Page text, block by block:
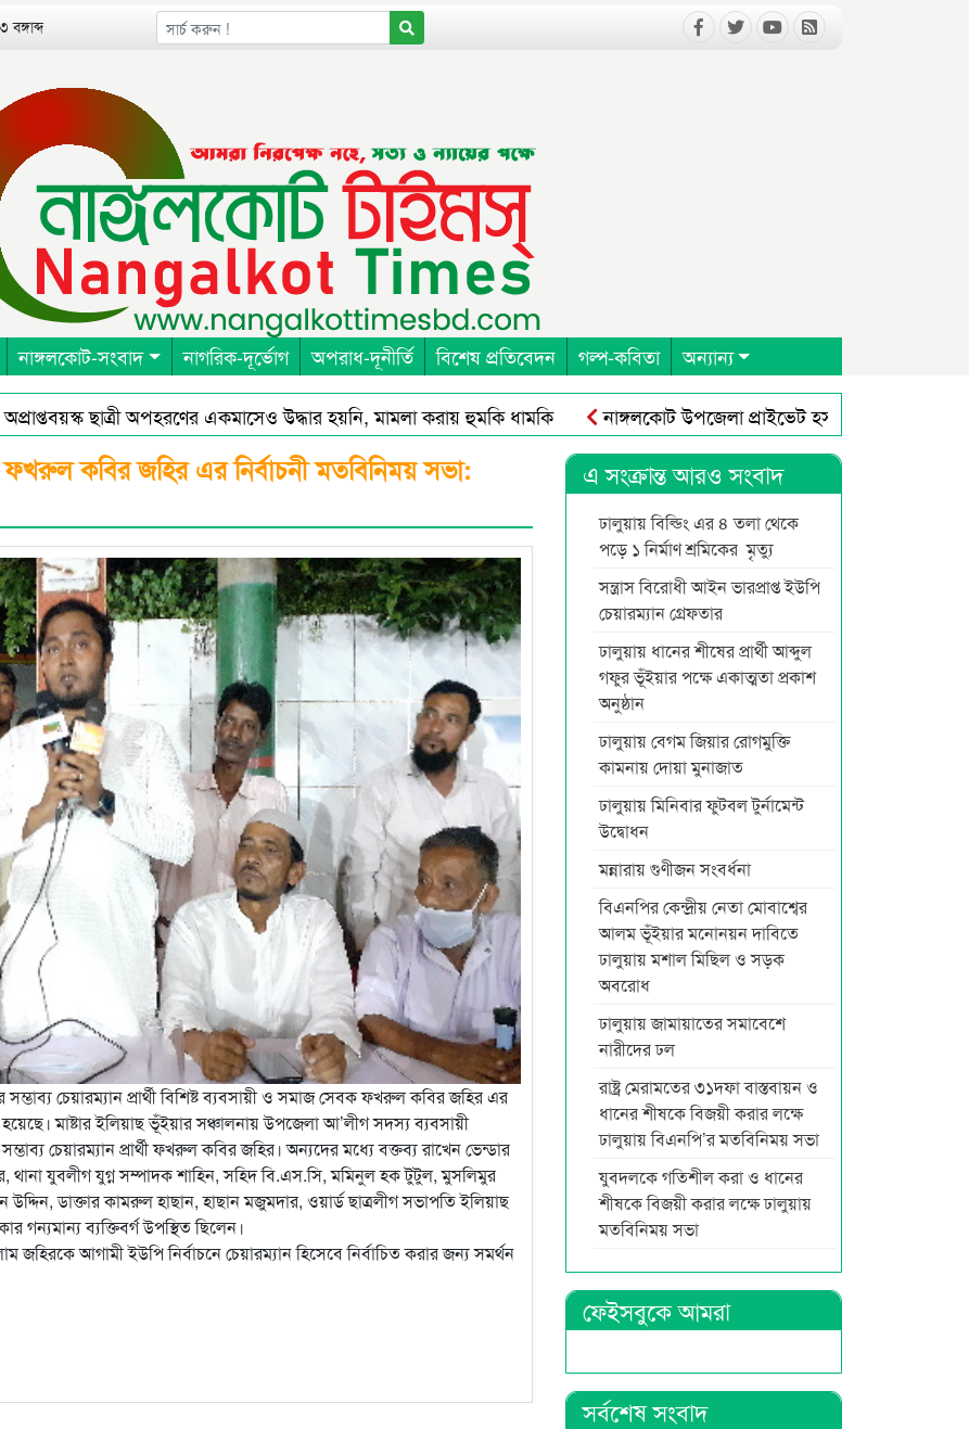
নাঙ্গলকোট-সংবাদ নাগরিক-দূর্ভোগ অপরাধ-দূনীর্তি বিশেষ প্রতিবেদন গল্প-কবিতা অন্যান্য
ছাত্রী অপহরণের একমাসেও উদ্ধার হয়নি, মামলা করায় হুমকি ধামকি
নাঙ্গলকোট উপজেলা প্রাইভেট হসপিটাল ক্লিনিক এন্ড
এন্ড রেসিলিয়েন্স ইন বাংলাদেশ (পার্টনার) এর আওতায় পার্টনার কংগ্রেস অনুষ্ঠিত
নাঙ্গলকোটে ঘূর্ণিঝড়ে গাছ পড়ে মাদ্রাসা ভবন
ফখরুল কবির জহির এর নির্বাচনী মতবিনিময় সভা:
চেয়ারম্যান প্রার্থী বিশিষ্ট ব্যবসায়ী ও সমাজ সেবক ফখরুল কবির জহির এর
মাষ্টার ইলিয়াছ ভূঁইয়ার সঞ্চালনায় উপজেলা আ’লীগ সদস্য ব্যবসায়ী
চেয়ারম্যান প্রার্থী ফখরুল কবির জহির। অন্যদের মধ্যে বক্তব্য রাখেন ভেন্ডার
যুবলীগ যুগ্ন সম্পাদক শাহিন, সহিদ বি.এস.সি, মমিনুল হক টুটুল, মুসলিমুর
উদ্দিন, ডাক্তার কামরুল হাছান, হাছান মজুমদার, ওয়ার্ড ছাত্রলীগ সভাপতি ইলিয়াছ
ব্যক্তিবর্গ উপস্থিত ছিলেন।
জহিরকে আগামী ইউপি নির্বাচনে চেয়ারম্যান হিসেবে নির্বাচিত করার জন্য সমর্থন
এ সংক্রান্ত আরও সংবাদ
ঢালুয়ায় বিল্ডিং এর ৪ তলা থেকে
পড়ে ১ নির্মাণ শ্রমিকের মৃত্যু
সন্ত্রাস বিরোধী আইন ভারপ্রাপ্ত ইউপি
চেয়ারম্যান গ্রেফতার
ঢালুয়ায় ধানের শীষের প্রার্থী আব্দুল
গফুর ভূঁইয়ার পক্ষে একাত্মতা প্রকাশ
অনুষ্ঠান
ঢালুয়ায় বেগম জিয়ার রোগমুক্তি
কামনায় দোয়া মুনাজাত
ঢালুয়ায় মিনিবার ফুটবল টুর্নামেন্ট
উদ্বোধন
মন্নারায় গুণীজন সংবর্ধনা
বিএনপির কেন্দ্রীয় নেতা মোবাশ্বের
আলম ভূঁইয়ার মনোনয়ন দাবিতে
ঢালুয়ায় মশাল মিছিল ও সড়ক
অবরোধ
ঢালুয়ায় জামায়াতের সমাবেশে
নারীদের ঢল
রাষ্ট্র মেরামতের ৩১দফা বাস্তবায়ন ও
ধানের শীষকে বিজয়ী করার লক্ষে
ঢালুয়ায় বিএনপি’র মতবিনিময় সভা
যুবদলকে গতিশীল করা ও ধানের
শীষকে বিজয়ী করার লক্ষে ঢালুয়ায়
মতবিনিময় সভা
ফেইসবুকে আমরা
সর্বশেষ সংবাদ